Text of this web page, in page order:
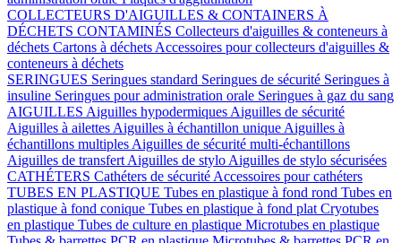
COLLECTEURS D'AIGUILLES & CONTAINERS À
DÉCHETS CONTAMINÉS Collecteurs d'aiguilles & conteneurs à
déchets Cartons à déchets Accessoires pour collecteurs d'aiguilles &
conteneurs à déchets
SERINGUES Seringues standard Seringues de sécurité Seringues à
insuline Seringues pour administration orale Seringues à gaz du sang
AIGUILLES Aiguilles hypodermiques Aiguilles de sécurité
Aiguilles à ailettes Aiguilles à échantillon unique Aiguilles à
échantillons multiples Aiguilles de sécurité multi-échantillons
Aiguilles de transfert Aiguilles de stylo Aiguilles de stylo sécurisées
CATHÉTERS Cathéters de sécurité Accessoires pour cathéters
TUBES EN PLASTIQUE Tubes en plastique à fond rond Tubes en
plastique à fond conique Tubes en plastique à fond plat Cryotubes
en plastique Tubes de culture en plastique Microtubes en plastique